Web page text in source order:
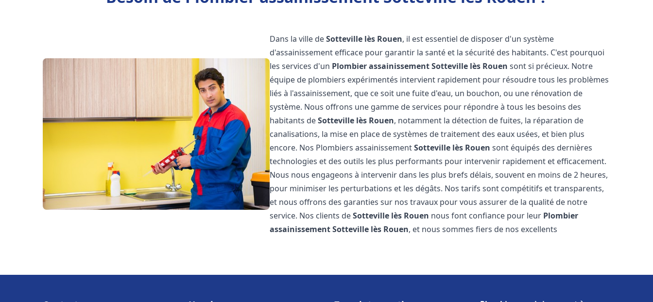
Dans la ville deSotteville lès Rouen, il est essentiel de disposer d'un système
d'assainissement efficace pour garantir la santé et la sécurité des habitants. C'est pourquoi
les services d'un Plombier assainissementSotteville lès Rouen sont si précieux. Notre
équipe de plombiers expérimentés intervient rapidement pour résoudre tous les problèmes
liés à l'assainissement, que ce soit une fuite d'eau, un bouchon, ou une rénovation de
système. Nous offrons une gamme de services pour répondre à tous les besoins des
habitants deSotteville lès Rouen, notamment la détection de fuites, la réparation de
canalisations, la mise en place de systèmes de traitement des eaux usées, et bien plus
encore. Nos Plombiers assainissementSotteville lès Rouen sont équipés des dernières
technologies et des outils les plus performants pour intervenir rapidement et efficacement.
Nous nous engageons à intervenir dans les plus brefs délais, souvent en moins de 2 heures,
pour minimiser les perturbations et les dégâts. Nos tarifs sont compétitifs et transparents,
et nous offrons des garanties sur nos travaux pour vous assurer de la qualité de notre
service. Nos clients deSotteville lès Rouen nous font confiance pour leur Plombier
assainissementSotteville lès Rouen, et nous sommes fiers de nos excellents